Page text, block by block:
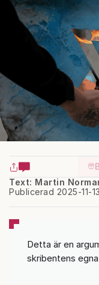
Text: Martin
Publicerad 2025-11-13
Detta är en
skribentens